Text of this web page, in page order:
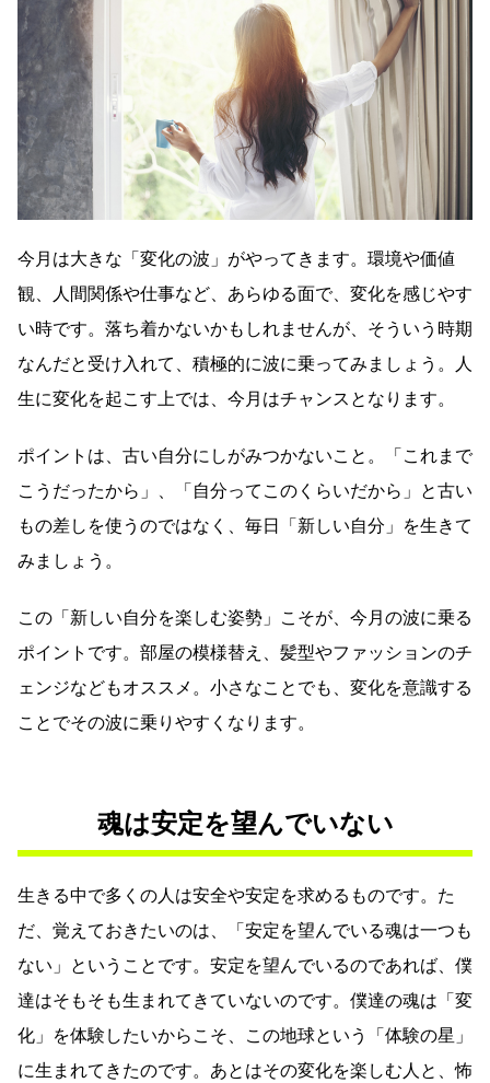
今月は大きな「変化の波」がやってきます。環境や価値
観、人間関係や仕事など、あらゆる面で、変化を感じやす
い時です。落ち着かないかもしれませんが、そういう時期
なんだと受け入れて、積極的に波に乗ってみましょう。人
生に変化を起こす上では、今月はチャンスとなります。
ポイントは、古い自分にしがみつかないこと。「これまで
こうだったから」、「自分ってこのくらいだから」と古い
もの差しを使うのではなく、毎日「新しい自分」を生きて
みましょう。
この「新しい自分を楽しむ姿勢」こそが、今月の波に乗る
ポイントです。部屋の模様替え、髪型やファッションのチ
ェンジなどもオススメ。小さなことでも、変化を意識する
ことでその波に乗りやすくなります。
魂は安定を望んでいない
生きる中で多くの人は安全や安定を求めるものです。た
だ、覚えておきたいのは、「安定を望んでいる魂は一つも
ない」ということです。安定を望んでいるのであれば、僕
達はそもそも生まれてきていないのです。僕達の魂は「変
化」を体験したいからこそ、この地球という「体験の星」
に生まれてきたのです。あとはその変化を楽しむ人と、怖